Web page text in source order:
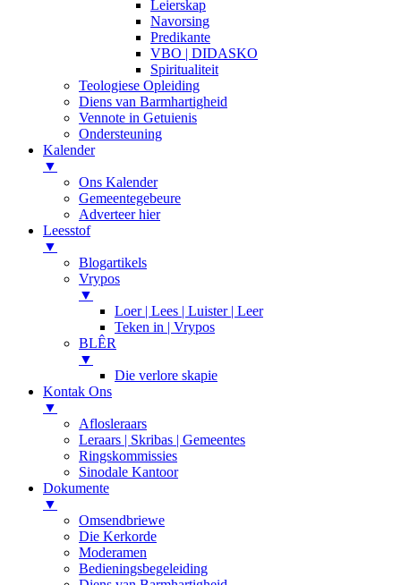
Leierskap
Navorsing
Predikante
VBO | DIDASKO
Spiritualiteit
Teologiese Opleiding
Diens van Barmhartigheid
Vennote in Getuienis
Ondersteuning
Kalender
▼
Ons Kalender
Gemeentegebeure
Adverteer hier
Leesstof
▼
Blogartikels
Vrypos
▼
Loer | Lees | Luister | Leer
Teken in | Vrypos
BLÊR
▼
Die verlore skapie
Kontak Ons
▼
Aflosleraars
Leraars | Skribas | Gemeentes
Ringskommissies
Sinodale Kantoor
Dokumente
▼
Omsendbriewe
Die Kerkorde
Moderamen
Bedieningsbegeleiding